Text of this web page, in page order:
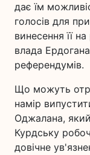
дає їм
голосів для
винесення її
влада
референдумів.
Що можуть
намір
Оджалана,
Курдську
довічне